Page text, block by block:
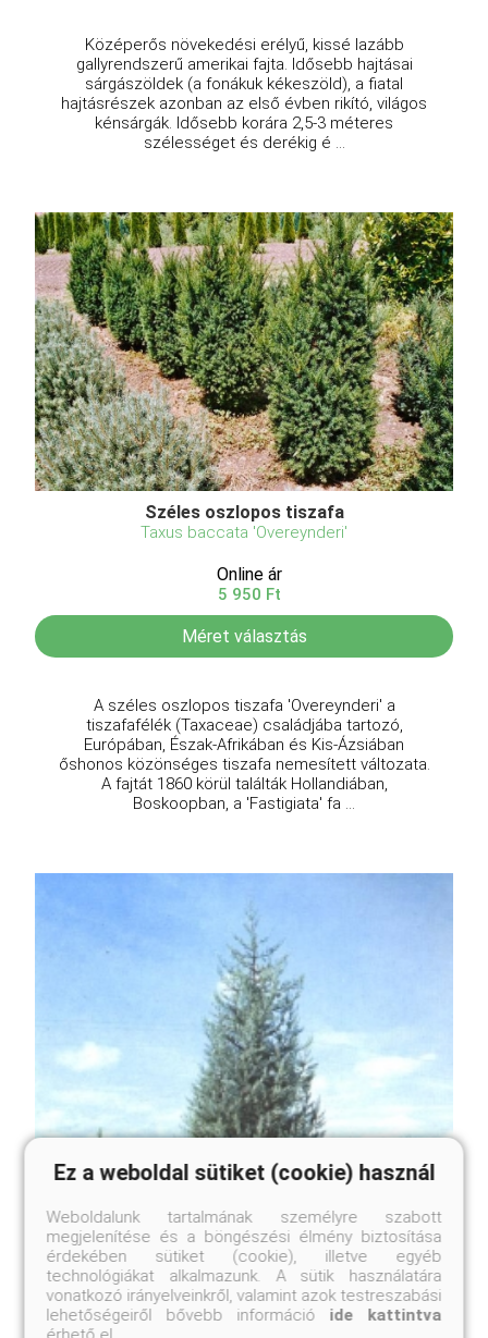
Középerős növekedési erélyű, kissé lazább
gallyrendszerű amerikai fajta. Idősebb hajtásai
sárgászöldek (a fonákuk kékeszöld), a fiatal
hajtásrészek azonban az első évben rikító, világos
kénsárgák. Idősebb korára 2,5-3 méteres
szélességet és derékig é ...
Széles oszlopos tiszafa
Taxus baccata 'Overeynderi'
Online ár
5 950 Ft
Méret választás
A széles oszlopos tiszafa 'Overeynderi' a
tiszafafélék (Taxaceae) családjába tartozó,
Európában, Észak-Afrikában és Kis-Ázsiában
őshonos közönséges tiszafa nemesített változata.
A fajtát 1860 körül találták Hollandiában,
Boskoopban, a 'Fastigiata' fa ...
Ez a weboldal sütiket (cookie) használ
Weboldalunk tartalmának személyre szabott
megjelenítése és a böngészési élmény biztosítása
érdekében sütiket (cookie), illetve egyéb
technológiákat alkalmazunk. A sütik használatára
vonatkozó irányelveinkről, valamint azok testreszabási
lehetőségeiről bővebb információ ide kattintva